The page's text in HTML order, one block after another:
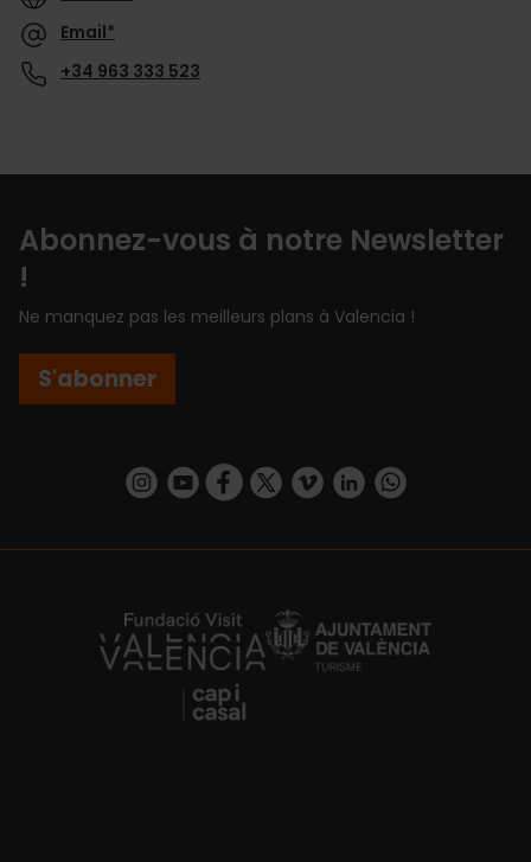
Email*
+34 963 333 523
Abonnez-vous à notre Newsletter
!
Ne manquez pas les meilleurs plans à Valencia !
S'abonner
https://www.instagram.com/visit_valencia/
https://www.youtube.com/user/
https://www.facebook.com/
https://twitter.com/
https://vimeo.com/
https://www.linkedin.com/company/turismo-valencia/https://api.whatsapp.com/send/
https://fundacion.visitvalencia.com/